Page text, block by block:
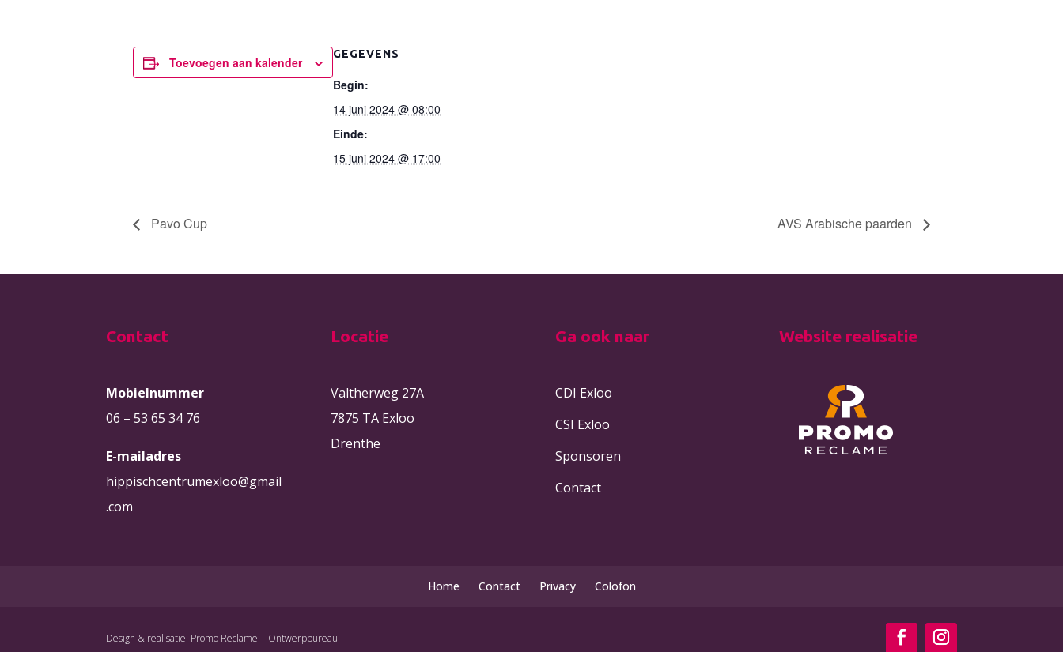
Toevoegen aan kalender
GEGEVENS
Begin:
14 juni 2024 @ 08:00
Einde:
15 juni 2024 @ 17:00
Pavo Cup AVS Arabische paarden
Contact
Mobielnummer
06 – 53 65 34 76
E-mailadres
hippischcentrumexloo@gmail
.com
Locatie
Valtherweg 27A
7875 TA Exloo
Drenthe
Ga ook naar
CDI Exloo
CSI Exloo
Sponsoren
Contact
Website realisatie
Home Contact Privacy Colofon
Design & realisatie: Promo Reclame | Ontwerpbureau